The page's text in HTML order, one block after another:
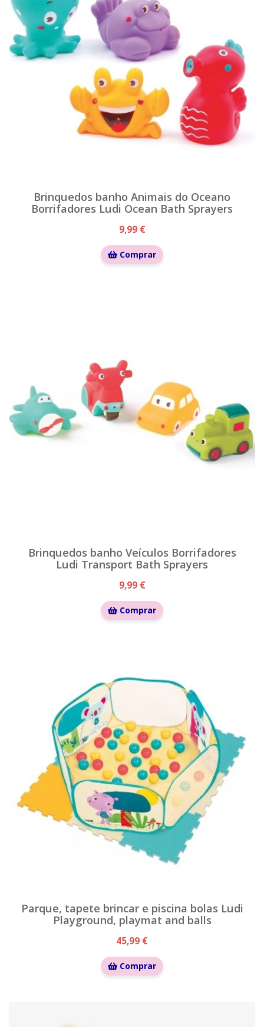
Brinquedos banho Animais do Oceano
Borrifadores Ludi Ocean Bath Sprayers
9,99 €
Comprar
Brinquedos banho Veículos Borrifadores
Ludi Transport Bath Sprayers
9,99 €
Comprar
Parque, tapete brincar e piscina bolas Ludi
Playground, playmat and balls
45,99 €
Comprar